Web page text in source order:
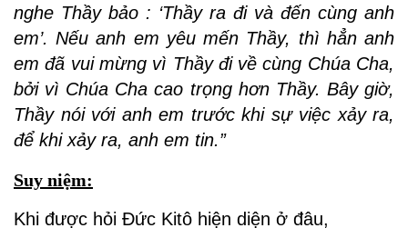
nghe Thầy bảo : ‘Thầy ra đi và đến cùng anh
em’. Nếu anh em yêu mến Thầy, thì hẳn anh
em đã vui mừng vì Thầy đi về cùng Chúa Cha,
bởi vì Chúa Cha cao trọng hơn Thầy. Bây giờ,
Thầy nói với anh em trước khi sự việc xảy ra,
để khi xảy ra, anh em tin.”
Suy niệm:
Khi được hỏi Ðức Kitô hiện diện ở đâu,